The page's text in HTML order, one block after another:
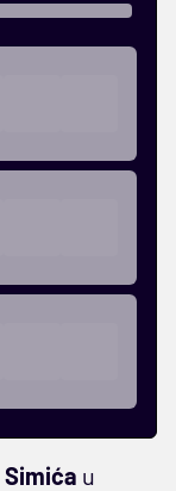
Simića u